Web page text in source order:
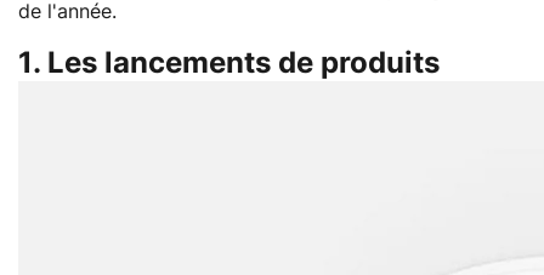
de l'année.
1. Les lancements de produits